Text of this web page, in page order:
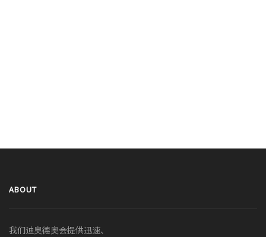
ABOUT
我们迪奥德奥会提供迅速、